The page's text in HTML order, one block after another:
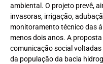
ambiental. O projeto prevê,
invasoras, irrigação,
monitoramento técnico das
menos dois anos. A
comunicação social
da população da bacia